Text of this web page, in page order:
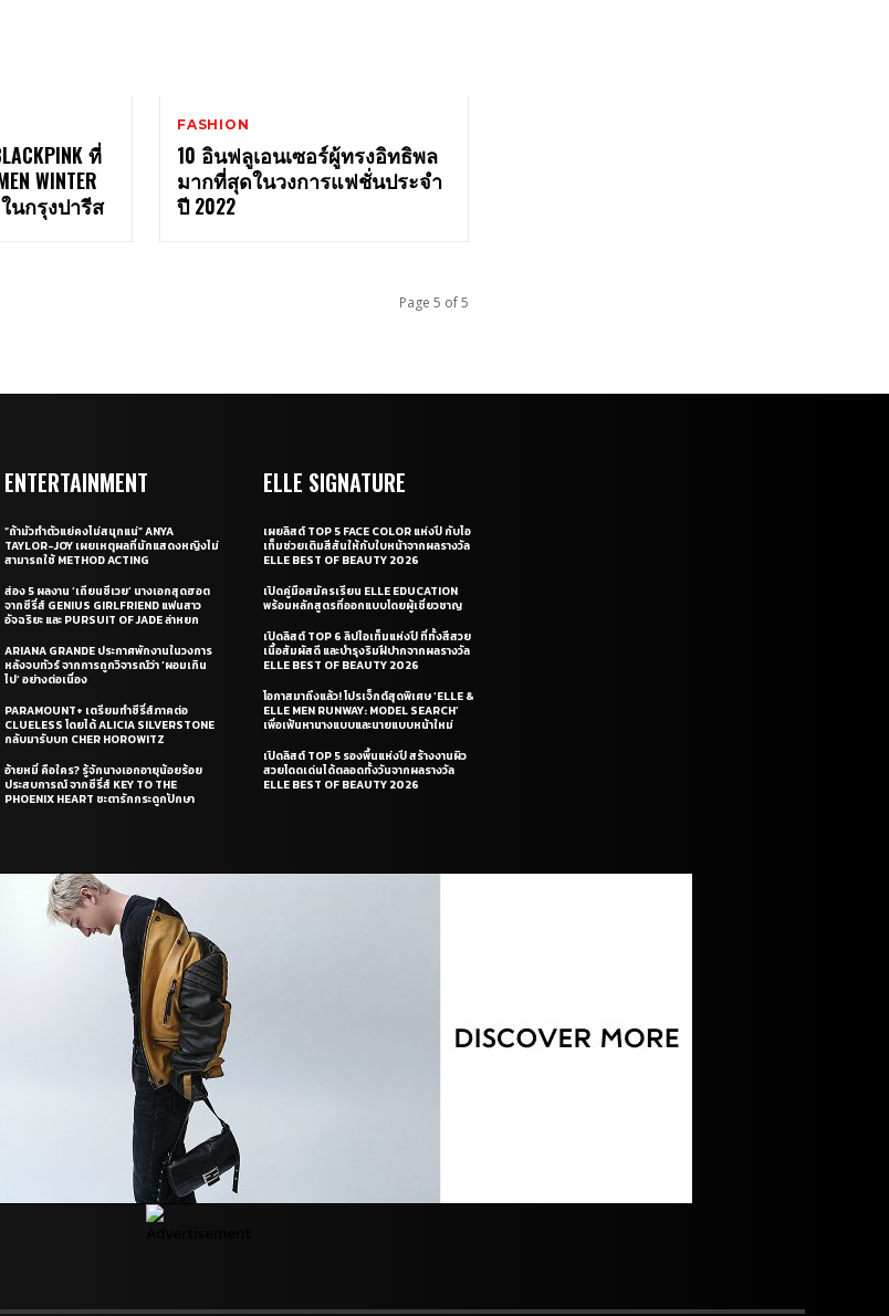
ที่
WINTER
ในกรุงปารีส
FASHION
10 อินฟลูเอนเซอร์ผู้ทรงอิทธิพล
มากที่สุดในวงการแฟชั่นประจำ
ปี 2022
Page 5 of 5
ENTERTAINMENT
“ถ้ามัวทำตัวแย่คงไม่สนุกแน่” ANYA
TAYLOR-JOY เผยเหตุผลที่นักแสดงหญิงไม่
สามารถใช้ METHOD ACTING
ส่อง 5 ผลงาน ‘เถียนซีเวย’ นางเอกสุดฮอต
จากซีรี่ส์ GENIUS GIRLFRIEND แฟนสาว
อัจฉริยะ และ PURSUIT OF JADE ล่าหยก
ARIANA GRANDE ประกาศพักงานในวงการ
หลังจบทัวร์ จากการถูกวิจารณ์ว่า ‘ผอมเกิน
ไป’ อย่างต่อเนื่อง
PARAMOUNT+ เตรียมทำซีรี่ส์ภาคต่อ
CLUELESS โดยได้ ALICIA SILVERSTONE
กลับมารับบท CHER HOROWITZ
อ้ายหมี่ คือใคร? รู้จักนางเอกอายุน้อยร้อย
ประสบการณ์ จากซีรี่ส์ KEY TO THE
PHOENIX HEART ชะตารักกระดูกปักษา
ELLE SIGNATURE
เผยลิสต์ TOP 5 FACE COLOR แห่งปี กับไอ
เท็มช่วยเติมสีสันให้กับใบหน้าจากผลรางวัล
ELLE BEST OF BEAUTY 2026
เปิดคู่มือสมัครเรียน ELLE EDUCATION
พร้อมหลักสูตรที่ออกแบบโดยผู้เชี่ยวชาญ
เปิดลิสต์ TOP 6 ลิปไอเท็มแห่งปี ที่ทั้งสีสวย
เนื้อสัมผัสดี และบำรุงริมฝีปากจากผลรางวัล
ELLE BEST OF BEAUTY 2026
โอกาสมาถึงแล้ว! โปรเจ็กต์สุดพิเศษ ‘ELLE &
ELLE MEN RUNWAY: MODEL SEARCH’
เพื่อเฟ้นหานางแบบและนายแบบหน้าใหม่
เปิดลิสต์ TOP 5 รองพื้นแห่งปี สร้างงานผิว
สวยโดดเด่นได้ตลอดทั้งวันจากผลรางวัล
ELLE BEST OF BEAUTY 2026